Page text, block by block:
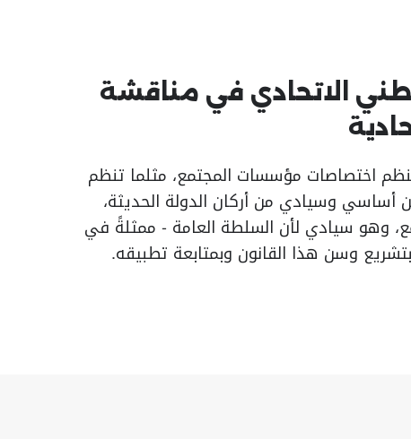
الاتحادي في مناقشة
اختصاصات مؤسسات المجتمع، مثلما تنظم
أساسي وسيادي من أركان الدولة الحديثة،
وهو سيادي لأن السلطة العامة - ممثلةً في
وسن هذا القانون وبمتابعة تطبيقه.